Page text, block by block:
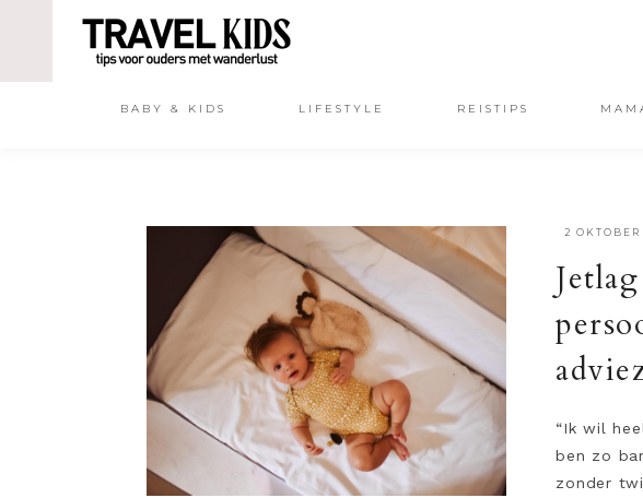
BABY & KIDS LIFESTYLE REISTIPS
2 OKTOBER
“Ik wil
ben zo
zonder